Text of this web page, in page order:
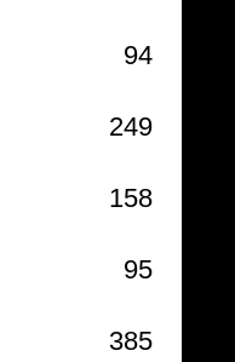
94
249
158
95
385